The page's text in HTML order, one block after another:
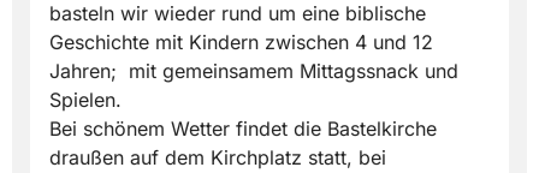
basteln wir wieder rund um eine biblische
Geschichte mit Kindern zwischen 4 und 12
Jahren; mit gemeinsamem Mittagssnack und
Spielen.
Bei schönem Wetter findet die Bastelkirche
draußen auf dem Kirchplatz statt, bei